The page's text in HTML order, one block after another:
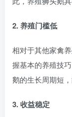
2. 养殖门槛低
相对于其他家禽
握基本的养殖技
鹅的生长周期短，
3. 收益稳定